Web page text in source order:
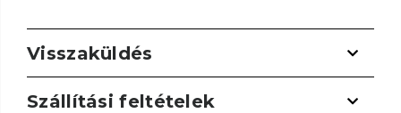
Visszaküldés
Szállítási feltételek